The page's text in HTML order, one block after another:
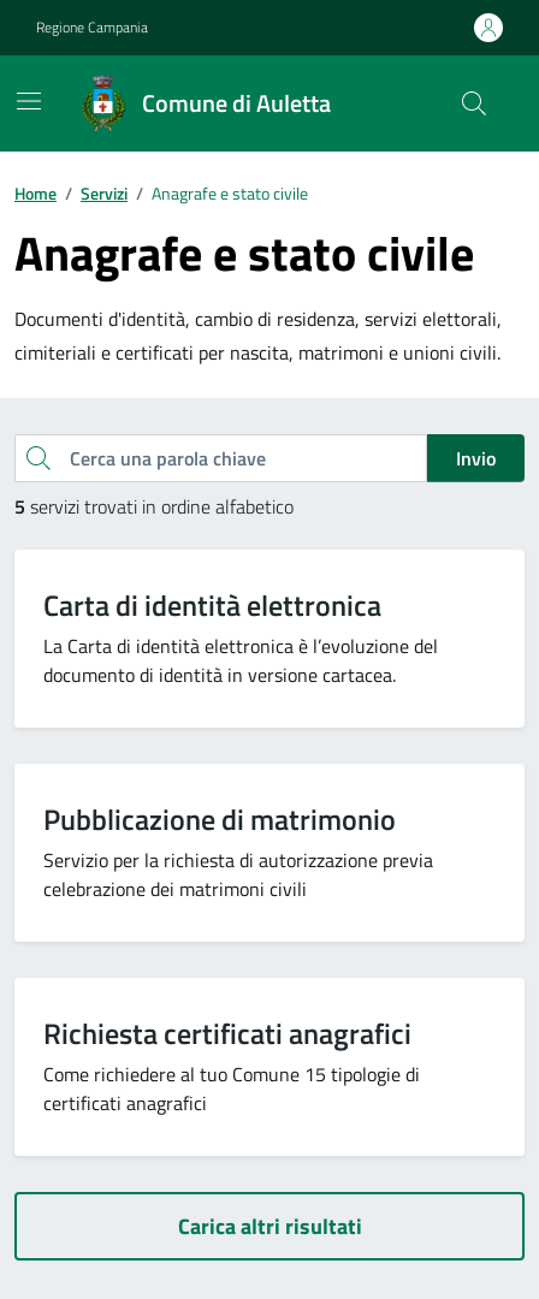
Regione Campania
Comune di Auletta
Home / Servizi / Anagrafe e stato civile
Anagrafe e stato civile
Documenti d'identità, cambio di residenza, servizi elettorali,
cimiteriali e certificati per nascita, matrimoni e unioni civili.
Esplora tutti i servizi
Cerca una parola chiave
Invio
5 servizi trovati in ordine alfabetico
Carta di identità elettronica
La Carta di identità elettronica è l’evoluzione del
documento di identità in versione cartacea.
Pubblicazione di matrimonio
Servizio per la richiesta di autorizzazione previa
celebrazione dei matrimoni civili
Richiesta certificati anagrafici
Come richiedere al tuo Comune 15 tipologie di
certificati anagrafici
Carica altri risultati